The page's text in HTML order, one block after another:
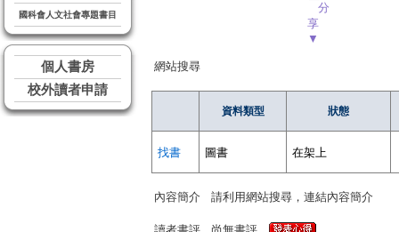
國科會人文社會專題書目
個人書房
校外讀者申請
分
享
▼
網站搜尋
資料類型 狀態
找書 圖書 在架上
內容簡介 請利用網站搜尋，連結內容簡介